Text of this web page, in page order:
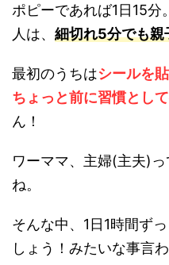
ポピーであれば1日15
人は、 細切れ5分でも親
最初のうちはシールを
ちょっと前に習慣とし
ん！
ワーママ、主婦(主夫)
ね。
そんな中、1日1時間ず
しょう！みたいな事言